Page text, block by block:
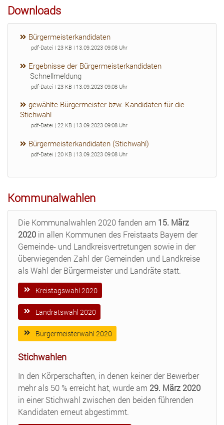
Downloads
Bürgermeisterkandidaten
pdf-Datei | 23 KB | 13.09.2023 09:08 Uhr
Ergebnisse der Bürgermeisterkandidaten
Schnellmeldung
pdf-Datei | 23 KB | 13.09.2023 09:08 Uhr
gewählte Bürgermeister bzw. Kandidaten für die
Stichwahl
pdf-Datei | 22 KB | 13.09.2023 09:08 Uhr
Bürgermeisterkandidaten (Stichwahl)
pdf-Datei | 20 KB | 13.09.2023 09:08 Uhr
Kommunalwahlen
Die Kommunalwahlen 2020 fanden am 15. März
2020 in allen Kommunen des Freistaats Bayern der
Gemeinde- und Landkreisvertretungen sowie in der
überwiegenden Zahl der Gemeinden und Landkreise
als Wahl der Bürgermeister und Landräte statt.
Kreistagswahl 2020
Landratswahl 2020
Bürgermeisterwahl 2020
Stichwahlen
In den Körperschaften, in denen keiner der Bewerber
mehr als 50 % erreicht hat, wurde am 29. März 2020
in einer Stichwahl zwischen den beiden führenden
Kandidaten erneut abgestimmt.